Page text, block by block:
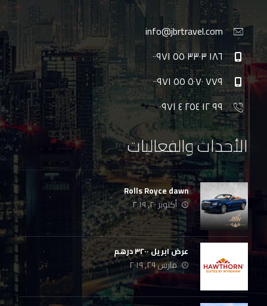
info@jbrtravel.com
١٨٦ ٣٣٠٣ ٥٥ ٠٠٩٧١
٧٧٩ ٥٠٧٠ ٥٥ ٠٠٩٧١
٩٩ ١٢ ٢٥٤ ٤ ٠٠٩٧١
الأحداث والفعاليات
Rolls Royce dawn
أكتوبر ٢٠, ٢٠١٩
عرض ابريل ٣٢٠٠ درهم
مارس ٢٩, ٢٠١٩